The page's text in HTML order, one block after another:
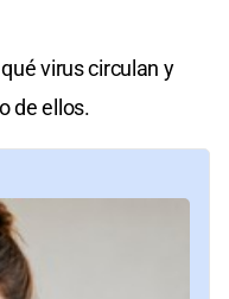
virus circulan y
de ellos.